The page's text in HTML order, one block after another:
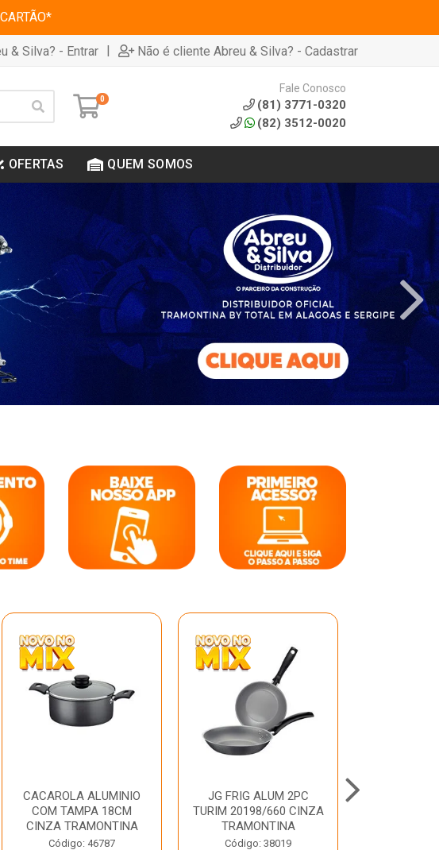
& Silva? - Entrar | Não é cliente Abreu & Silva? - Cadastrar
0
Fale Conosco
(81) 3771-0320
(82) 3512-0020
OFERTAS QUEM SOMOS
CACAROLA ALUMINIO
COM TAMPA 18CM
CINZA TRAMONTINA
Código: 46787
JG FRIG ALUM 2PC
TURIM 20198/660 CINZA
TRAMONTINA
Código: 38019